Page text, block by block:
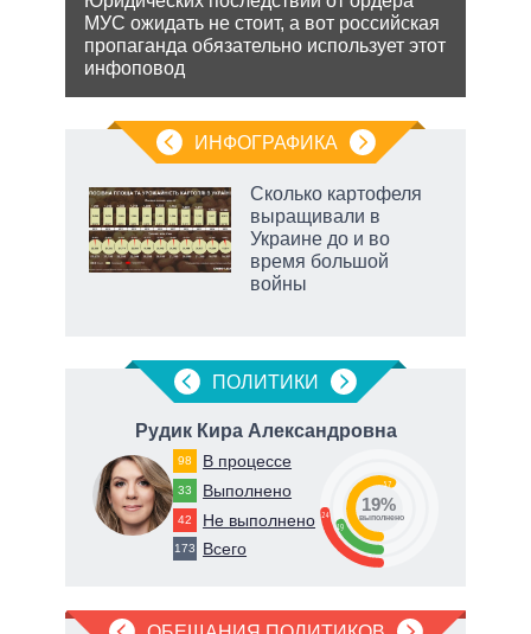
МУС ожидать не стоит, а вот российская
пропаганда обязательно использует этот
инфоповод
ИНФОГРАФИКА
Сколько картофеля
выращивали в
Украине до и во
время большой
войны
ПОЛИТИКИ
Рудик Кира Александровна
98 В процессе
33 Выполнено
42 Не выполнено
173 Всего
24
19
57
19%
выполнено